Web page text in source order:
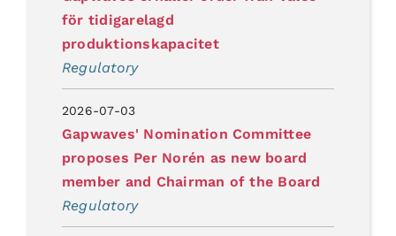
för tidigarelagd
produktionskapacitet
Regulatory
2026-07-03
Gapwaves' Nomination Committee
proposes Per Norén as new board
member and Chairman of the Board
Regulatory